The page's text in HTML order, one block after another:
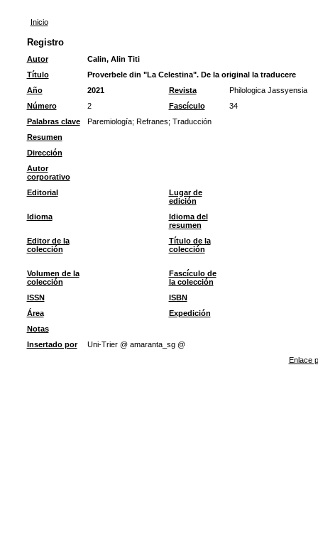
Inicio
Registro
Autor
Calin, Alin Titi
Título
Proverbele din "La Celestina". De la original la traducere
Año
2021 Revista
Philologica Jassyensia
Número
2 Fascículo
34
Palabras clave
Paremiología; Refranes; Traducción
Resumen
Dirección
Autor
corporativo
Editorial
Lugar de
edición
Idioma
Idioma del
resumen
Editor de la
colección
Título de la
colección
Volumen de la
colección
Fascículo de
la colección
ISSN
ISBN
Área
Expedición
Notas
Insertado por
Uni-Trier @ amaranta_sg @
Enlace